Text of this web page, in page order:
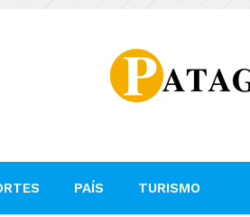
PAÍS TURISMO